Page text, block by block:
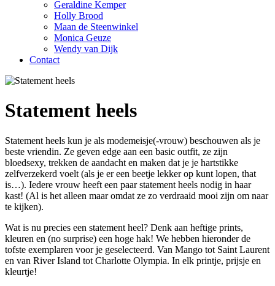
Geraldine Kemper
Holly Brood
Maan de Steenwinkel
Monica Geuze
Wendy van Dijk
Contact
Statement heels
Statement heels kun je als modemeisje(-vrouw) beschouwen als je
beste vriendin. Ze geven edge aan een basic outfit, ze zijn
bloedsexy, trekken de aandacht en maken dat je je hartstikke
zelfverzekerd voelt (als je er een beetje lekker op kunt lopen, that
is…). Iedere vrouw heeft een paar statement heels nodig in haar
kast! (Al is het alleen maar omdat ze zo verdraaid mooi zijn om naar
te kijken).
Wat is nu precies een statement heel? Denk aan heftige prints,
kleuren en (no surprise) een hoge hak! We hebben hieronder de
tofste exemplaren voor je geselecteerd. Van Mango tot Saint Laurent
en van River Island tot Charlotte Olympia. In elk printje, prijsje en
kleurtje!